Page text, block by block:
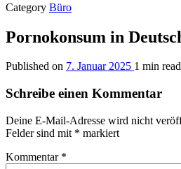
Category Büro
Pornokonsum in
Published on 7. Januar 2025 1 min read
Schreibe einen Kommentar
Deine E-Mail-Adresse wird nicht
Felder sind mit * markiert
Kommentar *